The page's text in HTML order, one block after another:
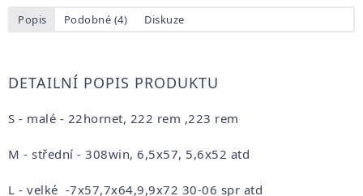
Popis Podobné (4) Diskuze
DETAILNÍ POPIS PRODUKTU
S - malé - 22hornet, 222 rem ,223 rem
M - střední - 308win, 6,5x57, 5,6x52 atd
L - velké -7x57,7x64,9,9x72 30-06 spr atd